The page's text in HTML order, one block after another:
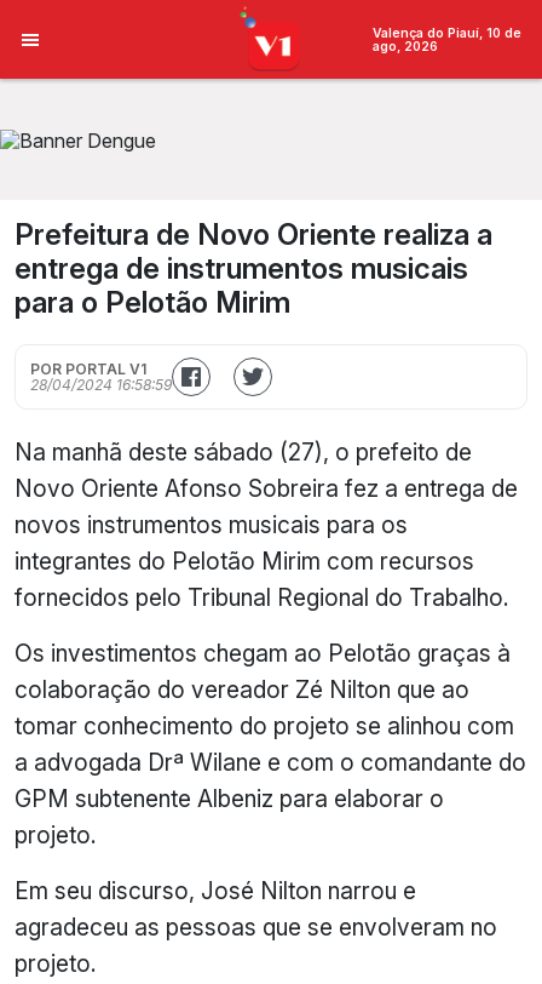
Valença do Piauí, 10 de
ago, 2026
Prefeitura de Novo Oriente realiza a
entrega de instrumentos musicais
para o Pelotão Mirim
POR PORTAL V1
28/04/2024 16:58:59
Na manhã deste sábado (27), o prefeito de
Novo Oriente Afonso Sobreira fez a entrega de
novos instrumentos musicais para os
integrantes do Pelotão Mirim com recursos
fornecidos pelo Tribunal Regional do Trabalho.
Os investimentos chegam ao Pelotão graças à
colaboração do vereador Zé Nilton que ao
tomar conhecimento do projeto se alinhou com
a advogada Drª Wilane e com o comandante do
GPM subtenente Albeniz para elaborar o
projeto.
Em seu discurso, José Nilton narrou e
agradeceu as pessoas que se envolveram no
projeto.